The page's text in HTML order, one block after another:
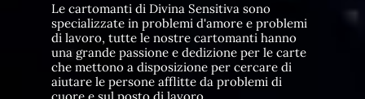
Le cartomanti di Divina Sensitiva sono
specializzate in problemi d'amore e problemi
di lavoro, tutte le nostre cartomanti hanno
una grande passione e dedizione per le carte
che mettono a disposizione per cercare di
aiutare le persone afflitte da problemi di